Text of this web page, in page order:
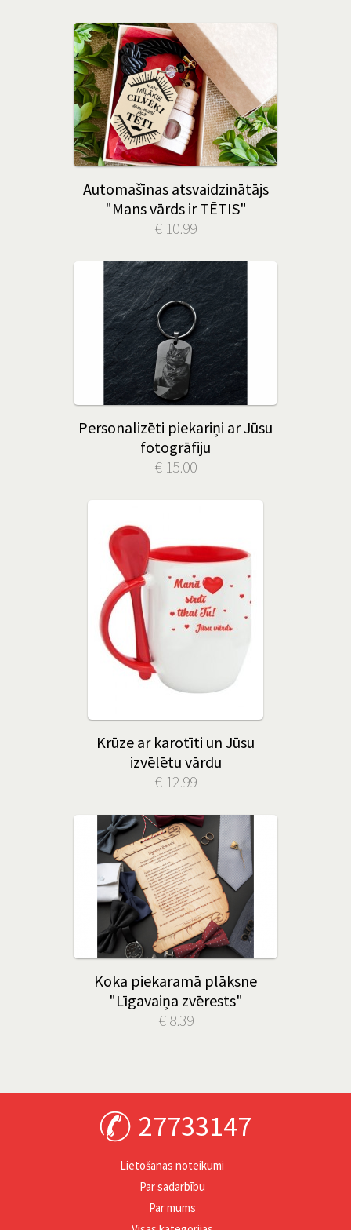
Automašīnas atsvaidzinātājs
"Mans vārds ir TĒTIS"
€ 10.99
Personalizēti piekariņi ar Jūsu
fotogrāfiju
€ 15.00
Krūze ar karotīti un Jūsu
izvēlētu vārdu
€ 12.99
Koka piekaramā plāksne
"Līgavaiņa zvērests"
€ 8.39
27733147
Lietošanas noteikumi
Par sadarbību
Par mums